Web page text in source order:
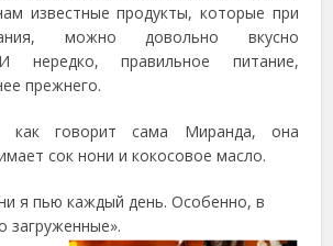
известные продукты, которые при
можно довольно вкусно
нередко, правильное питание,
прежнего.
как говорит сама Миранда, она
сок нони и кокосовое масло.
я пью каждый день. Особенно, в
загруженные».